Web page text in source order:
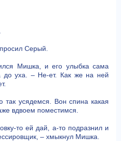
Серый.
Мишка, и его улыбка сама
до уха. – Не-ет. Как же на ней
усядемся. Вон спина какая
вдвоем поместимся.
то ей дай, а-то подразнил и
– хмыкнул Мишка.